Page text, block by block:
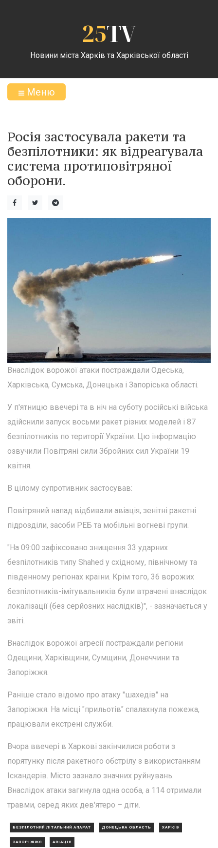
25TV
Новини міста Харків та Харківської області
Меню
Росія застосувала ракети та
безпілотники: як відреагувала
система протиповітряної
оборони.
Внаслідок ворожої атаки постраждали Одеська,
Харківська, Сумська, Донецька і Запоріська області.
У п'ятницю ввечері та в ніч на суботу російські війська
здійснили запуск восьми ракет різних моделей і 87
безпілотників по території України. Цю інформацію
озвучили Повітряні сили Збройних сил України 19
квітня.
В цілому супротивник застосував:
Повітряний напад відбивали авіація, зенітні ракетні
підрозділи, засоби РЕБ та мобільні вогневі групи.
"На 09:00 зафіксовано знищення 33 ударних
безпілотників типу Shahed у східному, північному та
південному регіонах країни. Крім того, 36 ворожих
безпілотників-імітувальників були втрачені внаслідок
локалізації (без серйозних наслідків)", - зазначається у
звіті.
Внаслідок ворожої агресії постраждали регіони
Одещини, Харківщини, Сумщини, Донеччини та
Запоріжжя.
Раніше стало відомо про атаку "шахедів" на
Запоріжжя. На місці "прильотів" спалахнула пожежа,
працювали екстрені служби.
Вчора ввечері в Харкові закінчилися роботи з
порятунку після ракетного обстрілу з використанням
Іскандерів. Місто зазнало значних руйнувань.
Внаслідок атаки загинула одна особа, а 114 отримали
травми, серед яких дев'ятеро – діти.
БЕЗПІЛОТНИЙ ЛІТАЛЬНИЙ АПАРАТ ДОНЕЦЬКА ОБЛАСТЬ ХАРКІВ
ЗАПОРІЖЖЯ АВІАЦІЯ